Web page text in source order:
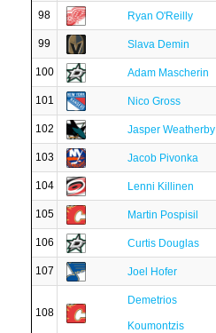
98 Ryan O'Reilly
99 Slava Demin
100 Adam Mascherin
101 Nico Gross
102 Jasper Weatherby
103 Jacob Pivonka
104 Lenni Killinen
105 Martin Pospisil
106 Curtis Douglas
107 Joel Hofer
108
Demetrios
Koumontzis